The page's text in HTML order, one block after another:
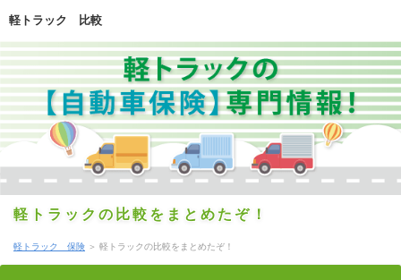
軽トラック 比較
軽トラックの比較をまとめたぞ！
軽トラック 保険 ＞ 軽トラックの比較をまとめたぞ！